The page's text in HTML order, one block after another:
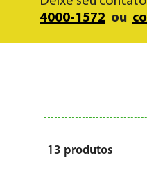
4000-1572 ou
13 produtos